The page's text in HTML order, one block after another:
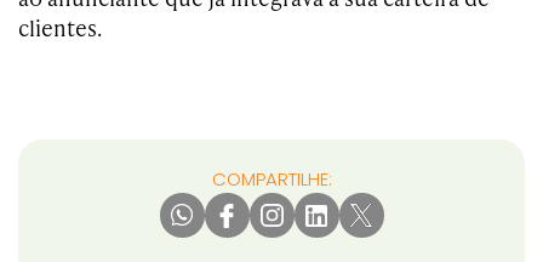
clientes.
COMPARTILHE: